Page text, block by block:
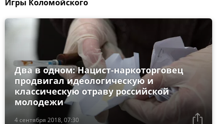
Игры Коломойского
4 сентября 2018, 07:30
Два в одном: Нацист-наркоторговец
продвигал идеологическую и
классическую отраву российской
молодежи